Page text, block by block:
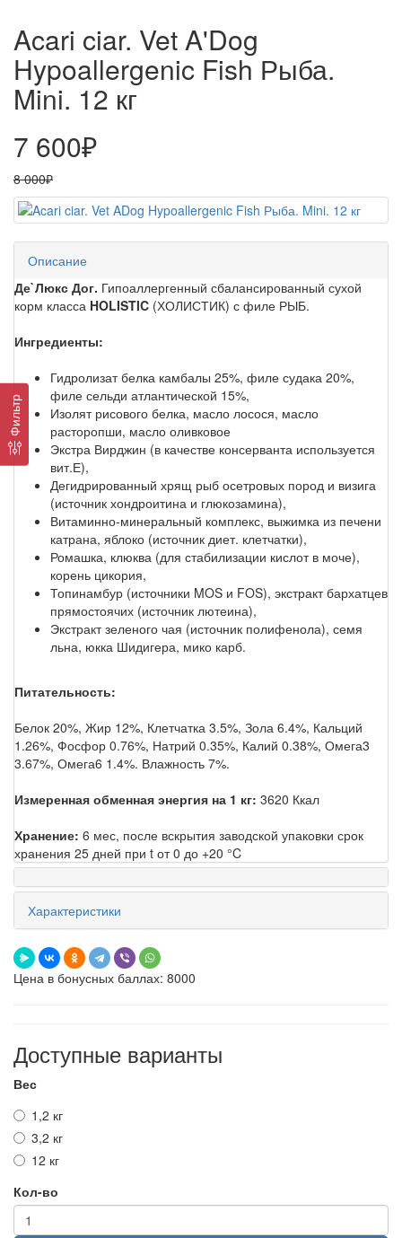
Фильтр
Acari ciar. Vet A'Dog
Hypoallergenic Fish Рыба.
Mini. 12 кг
7 600₽
8 000₽
Описание
Де`Люкс Дог. Гипоаллергенный сбалансированный сухой
корм класса HOLISTIC (ХОЛИСТИК) с филе РЫБ.
Ингредиенты:
Гидролизат белка камбалы 25%, филе судака 20%,
филе сельди атлантической 15%,
Изолят рисового белка, масло лосося, масло
расторопши, масло оливковое
Экстра Вирджин (в качестве консерванта используется
вит.Е),
Дегидрированный хрящ рыб осетровых пород и визига
(источник хондроитина и глюкозамина),
Витаминно-минеральный комплекс, выжимка из печени
катрана, яблоко (источник диет. клетчатки),
Ромашка, клюква (для стабилизации кислот в моче),
корень цикория,
Топинамбур (источники MOS и FOS), экстракт бархатцев
прямостоячих (источник лютеина),
Экстракт зеленого чая (источник полифенола), семя
льна, юкка Шидигера, мико карб.
Питательность:
Белок 20%, Жир 12%, Клетчатка 3.5%, Зола 6.4%, Кальций
1.26%, Фосфор 0.76%, Натрий 0.35%, Калий 0.38%, Омега3
3.67%, Омега6 1.4%. Влажность 7%.
Измеренная обменная энергия на 1 кг: 3620 Ккал
Хранение: 6 мес, после вскрытия заводской упаковки срок
хранения 25 дней при t от 0 до +20 °C
Характеристики
Цена в бонусных баллах: 8000
Доступные варианты
Вес
1,2 кг
3,2 кг
12 кг
Кол-во